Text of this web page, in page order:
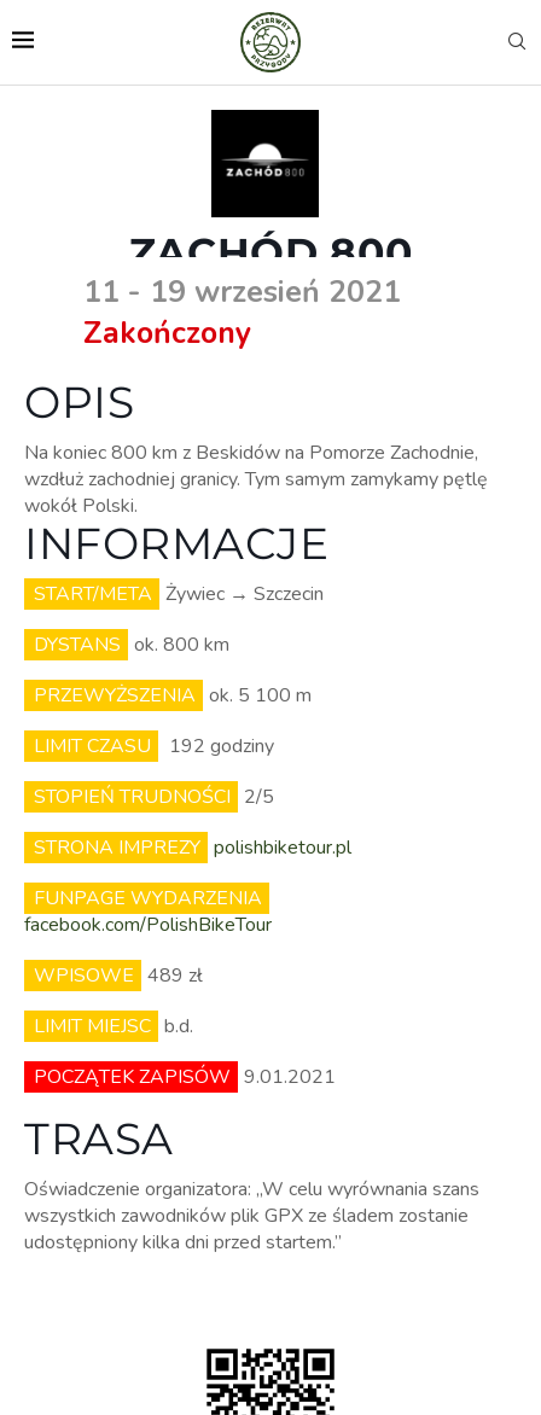
ZACHÓD 800
11 - 19 wrzesień 2021
Zakończony
OPIS
Na koniec 800 km z Beskidów na Pomorze Zachodnie,
wzdłuż zachodniej granicy. Tym samym zamykamy pętlę
wokół Polski.
INFORMACJE
START/META Żywiec → Szczecin
DYSTANS ok. 800 km
PRZEWYŻSZENIA ok. 5 100 m
LIMIT CZASU
192 godziny
STOPIEŃ TRUDNOŚCI 2/5
STRONA IMPREZY polishbiketour.pl
FUNPAGE WYDARZENIA
facebook.com/PolishBikeTour
WPISOWE 489 zł
LIMIT MIEJSC b.d.
POCZĄTEK ZAPISÓW 9.01.2021
TRASA
Oświadczenie organizatora: „W celu wyrównania szans
wszystkich zawodników plik GPX ze śladem zostanie
udostępniony kilka dni przed startem.”